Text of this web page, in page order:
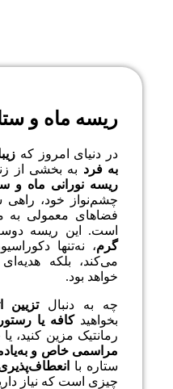
ریسه ماه و
در دنیای امروز که
به فرد به بخشی از
ریسه نورانی ماه و
چشم‌نواز خود، راهی
فضاهای معمولی به
است. این ریسه
گرم، نه‌تنها
می‌کند، بلکه هدیه‌ای
خواهد بود.
چه به دنبالتزیین
بخواهیدکافه یا
رمانتیک مزین کنید،
مراسمی خاص و
ستاره با
انعطاف‌پذیری
چیزی است که نیاز